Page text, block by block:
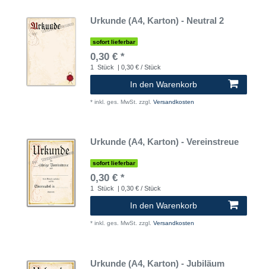
Urkunde (A4, Karton) - Neutral 2
sofort lieferbar
0,30 € *
1 Stück | 0,30 € / Stück
In den Warenkorb
* inkl. ges. MwSt. zzgl. Versandkosten
Urkunde (A4, Karton) - Vereinstreue
sofort lieferbar
0,30 € *
1 Stück | 0,30 € / Stück
In den Warenkorb
* inkl. ges. MwSt. zzgl. Versandkosten
Urkunde (A4, Karton) - Jubiläum